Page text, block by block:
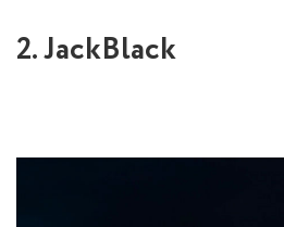
2. JackBlack